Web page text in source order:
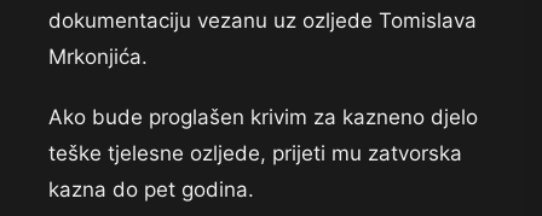
dokumentaciju vezanu uz ozljede Tomislava
Mrkonjića.
Ako bude proglašen krivim za kazneno djelo
teške tjelesne ozljede, prijeti mu zatvorska
kazna do pet godina.